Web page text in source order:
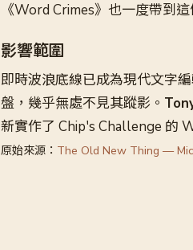
《Word Crimes》也一度帶到這
影響範圍
即時波浪底線已成為現代文字
盤，幾乎無處不見其蹤影。
新實作了 Chip's Challenge 的
原始來源： The Old New Thing —